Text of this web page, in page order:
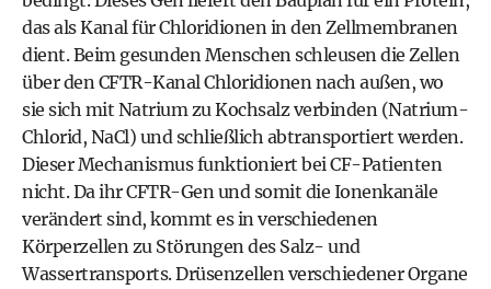
das als Kanal für Chloridionen in den Zellmembranen
dient. Beim gesunden Menschen schleusen die Zellen
über den CFTR-Kanal Chloridionen nach außen, wo
sie sich mit Natrium zu Kochsalz verbinden (Natrium-
Chlorid, NaCl) und schließlich abtransportiert werden.
Dieser Mechanismus funktioniert bei CF-Patienten
nicht. Da ihr CFTR-Gen und somit die Ionenkanäle
verändert sind, kommt es in verschiedenen
Körperzellen zu Störungen des Salz- und
Wassertransports. Drüsenzellen verschiedener Organe